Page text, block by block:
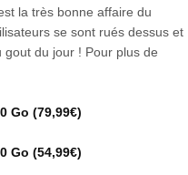
la très bonne affaire du
se sont rués dessus et
du jour ! Pour plus de
Go (79,99€)
Go (54,99€)